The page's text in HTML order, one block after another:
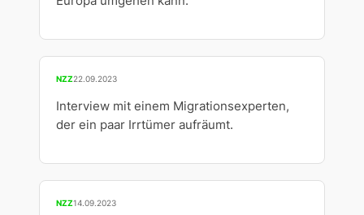
NZZ22.09.2023
Interview mit einem Migrationsexperten,
der ein paar Irrtümer aufräumt.
NZZ14.09.2023